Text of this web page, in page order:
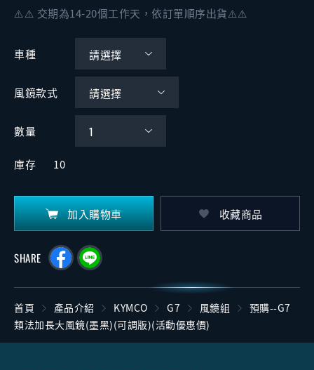
⚠️⚠️ 交期為14-20個工作天，依訂單順序出貨⚠️⚠️
車種
風鏡款式
數量
庫存 10
加入購物車 收藏商品
SHARE
首頁 產品介紹 KYMCO G7 風鏡組
預購--G7
類法加長大風鏡(墨黑)(可調版)(活動優惠價)